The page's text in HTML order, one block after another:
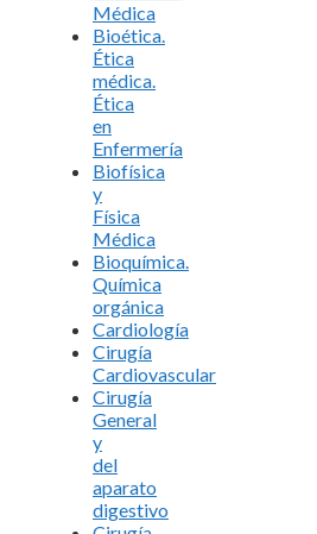
Médica
Bioética.
Ética
médica.
Ética
en
Enfermería
Biofísica
y
Física
Médica
Bioquímica.
Química
orgánica
Cardiología
Cirugía
Cardiovascular
Cirugía
General
y
del
aparato
digestivo